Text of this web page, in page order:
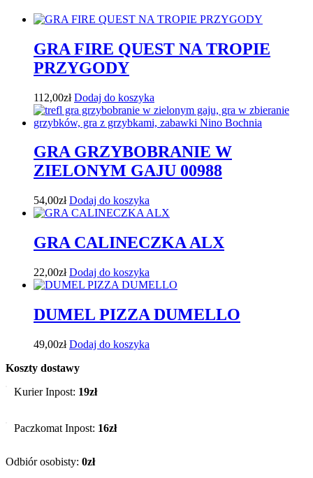
GRA FIRE QUEST NA TROPIE
PRZYGODY
112,00zł Dodaj do koszyka
GRA GRZYBOBRANIE W
ZIELONYM GAJU 00988
54,00zł Dodaj do koszyka
GRA CALINECZKA ALX
22,00zł Dodaj do koszyka
DUMEL PIZZA DUMELLO
49,00zł Dodaj do koszyka
Koszty dostawy
Kurier Inpost: 19zł
Paczkomat Inpost: 16zł
Odbiór osobisty: 0zł